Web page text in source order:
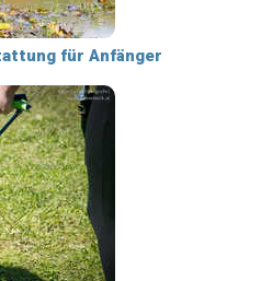
für Anfänger